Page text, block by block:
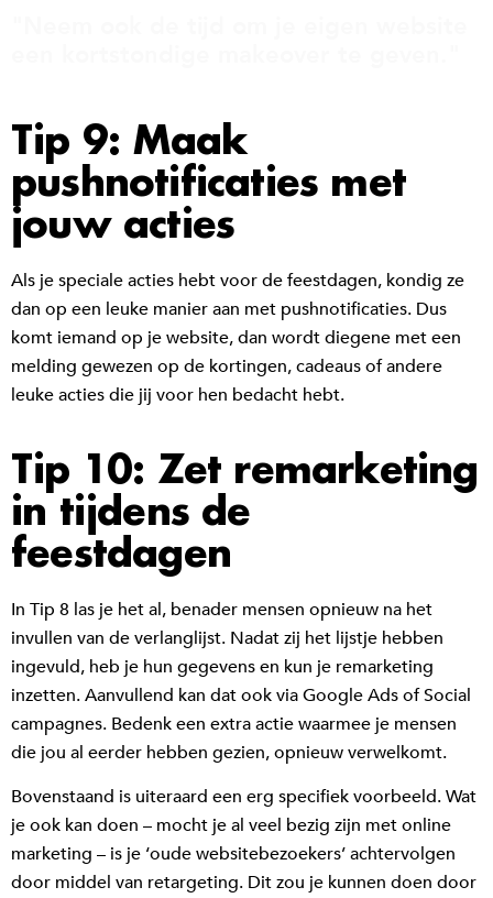
Tip 9: Maak
pushnotificaties met
jouw acties
Als je speciale acties hebt voor de feestdagen, kondig ze
dan op een leuke manier aan met pushnotificaties. Dus
komt iemand op je website, dan wordt diegene met een
melding gewezen op de kortingen, cadeaus of andere
leuke acties die jij voor hen bedacht hebt.
Tip 10: Zet remarketing
in tijdens de
feestdagen
In Tip 8 las je het al, benader mensen opnieuw na het
invullen van de verlanglijst. Nadat zij het lijstje hebben
ingevuld, heb je hun gegevens en kun je remarketing
inzetten. Aanvullend kan dat ook via Google Ads of Social
campagnes. Bedenk een extra actie waarmee je mensen
die jou al eerder hebben gezien, opnieuw verwelkomt.
Bovenstaand is uiteraard een erg specifiek voorbeeld. Wat
je ook kan doen – mocht je al veel bezig zijn met online
marketing – is je ‘oude websitebezoekers’ achtervolgen
door middel van retargeting. Dit zou je kunnen doen door